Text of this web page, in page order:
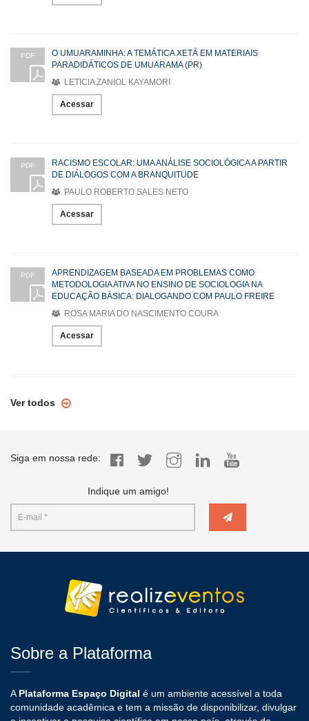
PDF
O UMUARAMINHA: A TEMÁTICA XETÁ EM MATERIAIS
PARADIDÁTICOS DE UMUARAMA (PR)
LETICIA ZANIOL KAYAMORI
Acessar
PDF
RACISMO ESCOLAR: UMA ANÁLISE SOCIOLÓGICA A PARTIR
DE DIÁLOGOS COM A BRANQUITUDE
PAULO ROBERTO SALES NETO
Acessar
PDF
APRENDIZAGEM BASEADA EM PROBLEMAS COMO
METODOLOGIA ATIVA NO ENSINO DE SOCIOLOGIA NA
EDUCAÇÃO BÁSICA: DIALOGANDO COM PAULO FREIRE
ROSA MARIA DO NASCIMENTO COURA
Acessar
Ver todos
Siga em nossa rede:
Indique um amigo!
Sobre a Plataforma
A Plataforma Espaço Digital é um ambiente acessível a toda
comunidade acadêmica e tem a missão de disponibilizar, divulgar